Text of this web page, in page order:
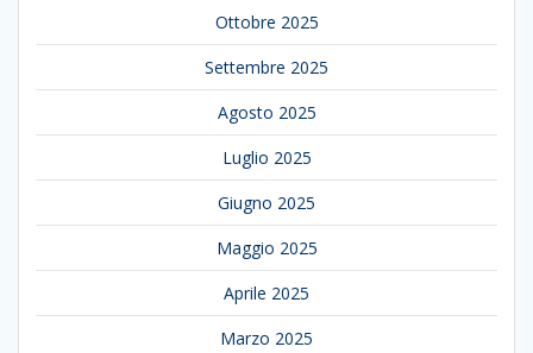
Ottobre 2025
Settembre 2025
Agosto 2025
Luglio 2025
Giugno 2025
Maggio 2025
Aprile 2025
Marzo 2025